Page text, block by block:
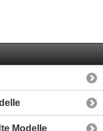
Modelle